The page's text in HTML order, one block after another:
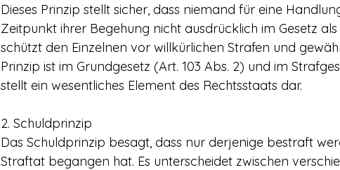
Dieses Prinzip stellt sicher, dass niemand für eine
Zeitpunkt ihrer Begehung nicht ausdrücklich im Gesetz
schützt den Einzelnen vor willkürlichen Strafen und
Prinzip ist im Grundgesetz (Art. 103 Abs. 2) und im
stellt ein wesentliches Element des Rechtsstaats dar.
2. Schuldprinzip
Das Schuldprinzip besagt, dass nur derjenige bestraft
Straftat begangen hat. Es unterscheidet zwischen